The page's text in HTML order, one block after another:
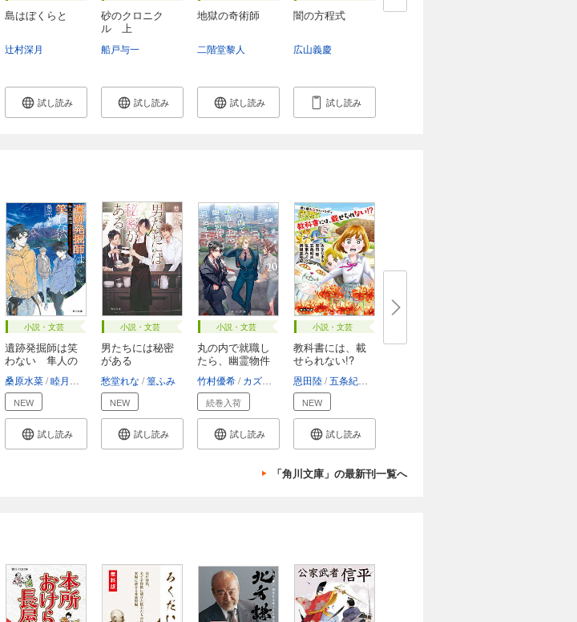
島はぼくらと
辻村深月
試し読み
砂のクロニク
ル 上
船戸与一
試し読み
地獄の奇術師
二階堂黎人
試し読み
闇の方程式
広山義慶
試し読み
小説・文芸
遺跡発掘師は笑
わない 隼人の
桑原水菜 睦月ムンク
NEW
試し読み
小説・文芸
男たちには秘密
がある
愁堂れな 篁ふみ
NEW
試し読み
小説・文芸
丸の内で就職し
たら、幽霊物件
竹村優希 カズアキ
続巻入荷
試し読み
小説・文芸
教科書には、載
せられない!?
恩田陸 五条紀夫
NEW
試し読み
「角川文庫」の最新刊一覧へ